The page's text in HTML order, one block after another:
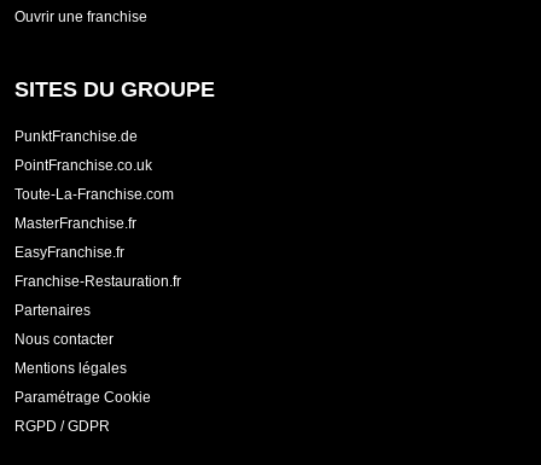
Ouvrir une franchise
SITES DU GROUPE
PunktFranchise.de
PointFranchise.co.uk
Toute-La-Franchise.com
MasterFranchise.fr
EasyFranchise.fr
Franchise-Restauration.fr
Partenaires
Nous contacter
Mentions légales
Paramétrage Cookie
RGPD / GDPR